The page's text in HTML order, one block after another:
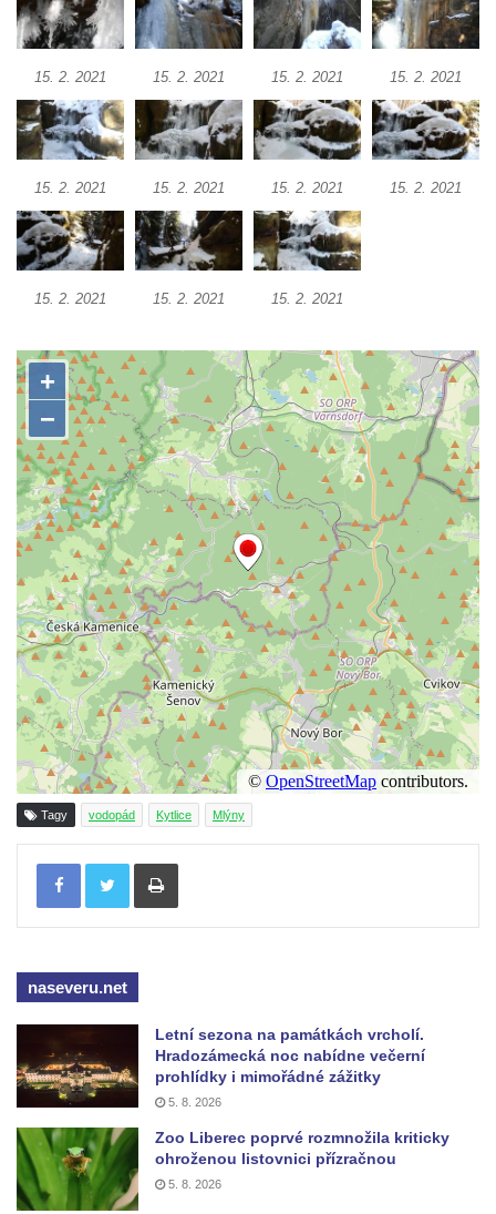
15. 2. 2021 15. 2. 2021 15. 2. 2021 15. 2. 2021
15. 2. 2021 15. 2. 2021 15. 2. 2021 15. 2. 2021
15. 2. 2021 15. 2. 2021 15. 2. 2021
Tagy vodopád Kytlice Mlýny
Tisknout
naseveru.net
Letní sezona na památkách vrcholí.
Hradozámecká noc nabídne večerní
prohlídky i mimořádné zážitky
5. 8. 2026
Zoo Liberec poprvé rozmnožila kriticky
ohroženou listovnici přízračnou
5. 8. 2026